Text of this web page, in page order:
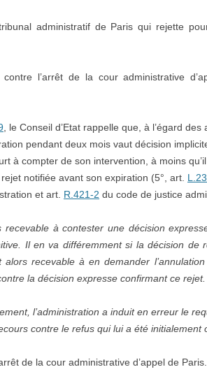
administratif de Paris qui rejette
l’arrêt de la cour administrative
, le Conseil d’Etat rappelle que, à l’égard des
pendant deux mois vaut décision
à compter de son intervention, à moins
notifiée avant son expiration (5°, art.
et art. R.421-2 du code de justice
recevable à contester une décision
Il en va différemment si la décision de
recevable à en demander l’annulation
la décision expresse confirmant ce rejet.
l’administration a induit en erreur le
contre le refus qui lui a été initialement
de la cour administrative d’appel de Paris.